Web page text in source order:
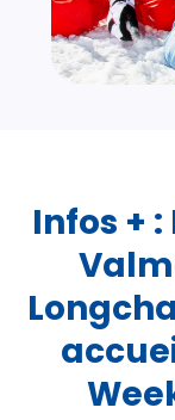
Infos +